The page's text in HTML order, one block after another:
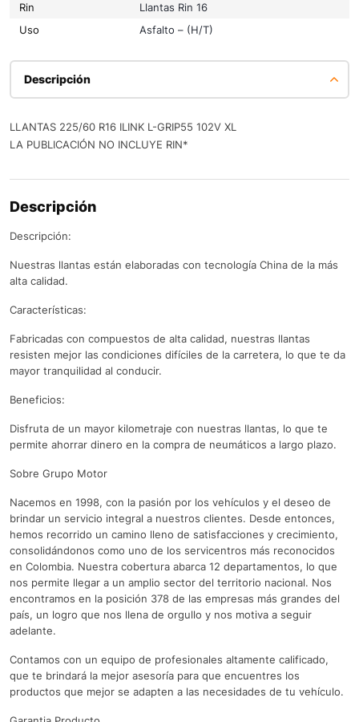
Rin
Llantas Rin 16
Uso
Asfalto – (H/T)
Descripción
LLANTAS 225/60 R16 ILINK L-GRIP55 102V XL
LA PUBLICACIÓN NO INCLUYE RIN*
Descripción
Descripción:
Nuestras llantas están elaboradas con tecnología China de la más
alta calidad.
Características:
Fabricadas con compuestos de alta calidad, nuestras llantas
resisten mejor las condiciones difíciles de la carretera, lo que te da
mayor tranquilidad al conducir.
Beneficios:
Disfruta de un mayor kilometraje con nuestras llantas, lo que te
permite ahorrar dinero en la compra de neumáticos a largo plazo.
Sobre Grupo Motor
Nacemos en 1998, con la pasión por los vehículos y el deseo de
brindar un servicio integral a nuestros clientes. Desde entonces,
hemos recorrido un camino lleno de satisfacciones y crecimiento,
consolidándonos como uno de los servicentros más reconocidos
en Colombia. Nuestra cobertura abarca 12 departamentos, lo que
nos permite llegar a un amplio sector del territorio nacional. Nos
encontramos en la posición 378 de las empresas más grandes del
país, un logro que nos llena de orgullo y nos motiva a seguir
adelante.
Contamos con un equipo de profesionales altamente calificado,
que te brindará la mejor asesoría para que encuentres los
productos que mejor se adapten a las necesidades de tu vehículo.